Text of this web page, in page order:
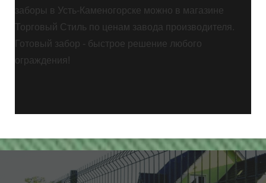
заборы в Усть-Каменогорске можно в магазине
Торговый Стиль по ценам завода производителя.
Готовый забор - быстрое решение любого
ограждения!